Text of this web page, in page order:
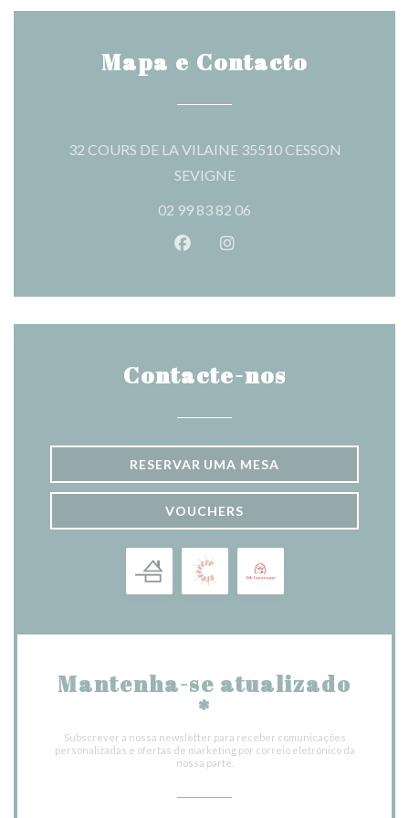
Mapa e Contacto
32 COURS DE LA VILAINE 35510 CESSON
SEVIGNE((abre numa nova janela))
02 99 83 82 06
Facebook ((abre numa nova
Instagram ((abre numa
Contacte-nos
RESERVAR UMA MESA
VOUCHERS
Mantenha-se atualizado
*
Subscrever a nossa newsletter para receber comunicações
personalizadas e ofertas de marketing por correio eletrónico da
nossa parte.